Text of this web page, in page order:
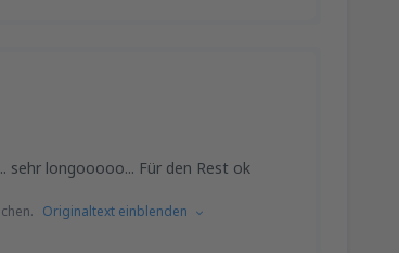
sehr longooooo... Für den Rest ok
Originaltext einblenden